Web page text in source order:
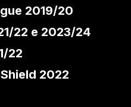
2019/20
22 e 2023/24
22
2022